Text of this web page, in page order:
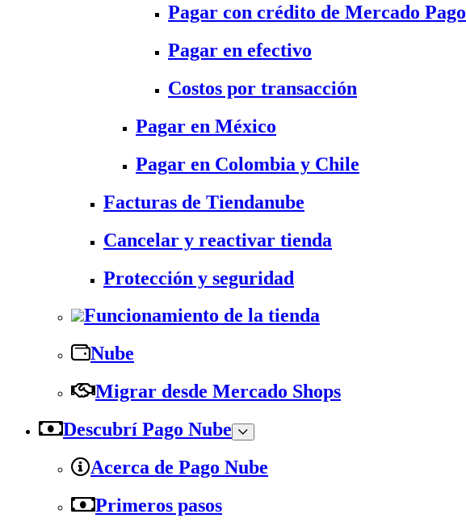
Pagar con crédito de Mercado Pago
Pagar en efectivo
Costos por transacción
Pagar en México
Pagar en Colombia y Chile
Facturas de Tiendanube
Cancelar y reactivar tienda
Protección y seguridad
Funcionamiento de la tienda
Nube
Migrar desde Mercado Shops
Descubrí Pago Nube
Acerca de Pago Nube
Primeros pasos